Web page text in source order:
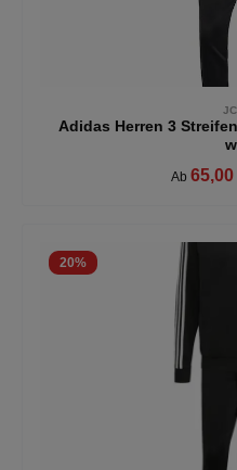
Adidas Herren 3
Ab 65,00
20%